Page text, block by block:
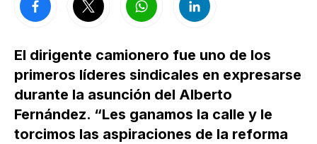
El dirigente camionero fue uno de los
primeros líderes sindicales en expresarse
durante la asunción del Alberto
Fernández. “Les ganamos la calle y le
torcimos las aspiraciones de la reforma